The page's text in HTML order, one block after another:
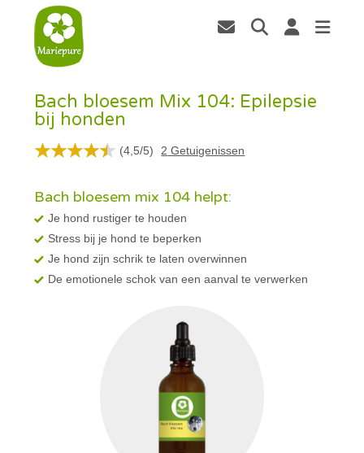
Bach bloesem Mix 104: Epilepsie
bij honden
(4,5/5) 2 Getuigenissen
Bach bloesem mix 104 helpt:
Je hond rustiger te houden
Stress bij je hond te beperken
Je hond zijn schrik te laten overwinnen
De emotionele schok van een aanval te verwerken